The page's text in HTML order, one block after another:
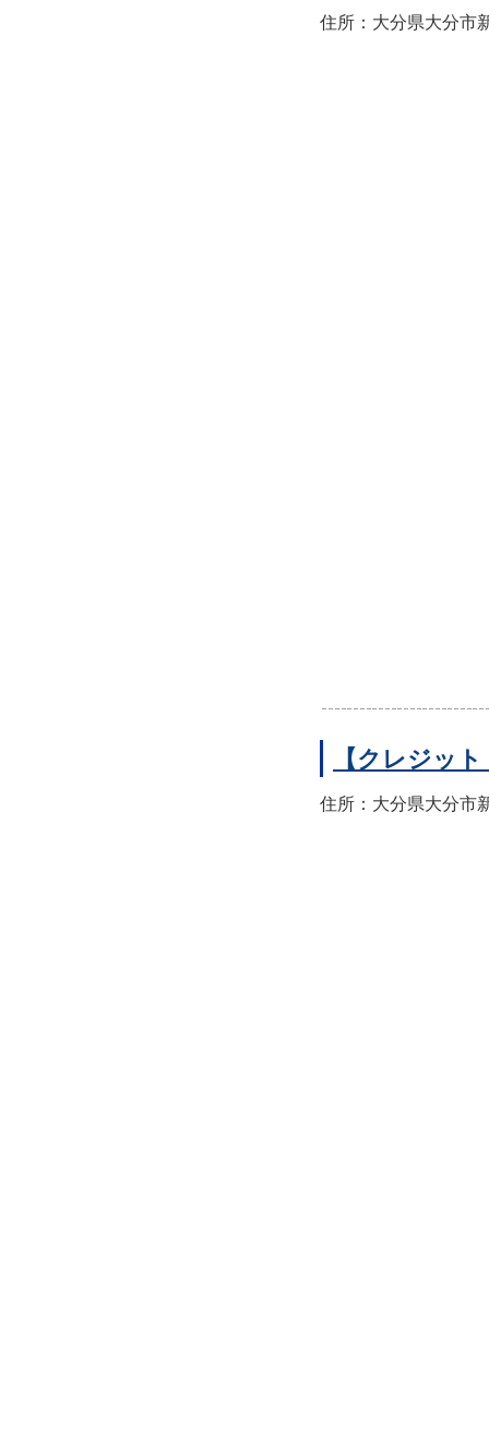
住所：大分県大分市
【クレジッ
住所：大分県大分市